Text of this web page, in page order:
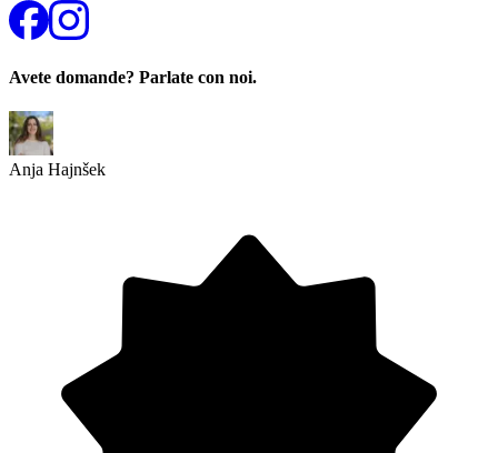
Avete domande? Parlate con noi.
Anja Hajnšek